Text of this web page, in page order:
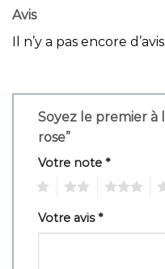
Avis
Il n’y a pas encore d’avis.
Soyez le premier à
rose”
Votre note *
Votre avis*